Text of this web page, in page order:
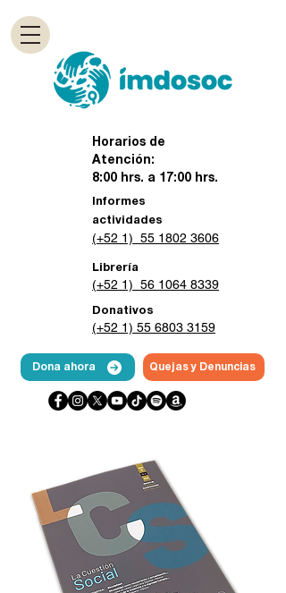
Horarios de
Atención:
8:00 hrs. a 17:00 hrs.
Informes
actividades
(+52 1) 55 1802 3606
Librería
(+52 1) 56 1064 8339
Donativos
(+52 1) 55 6803 3159
Dona ahora Quejas y Denuncias